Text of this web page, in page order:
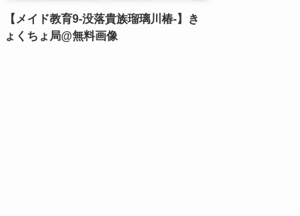
【メイド教育9-没落貴族瑠璃川椿-】き
ょくちょ局@無料画像